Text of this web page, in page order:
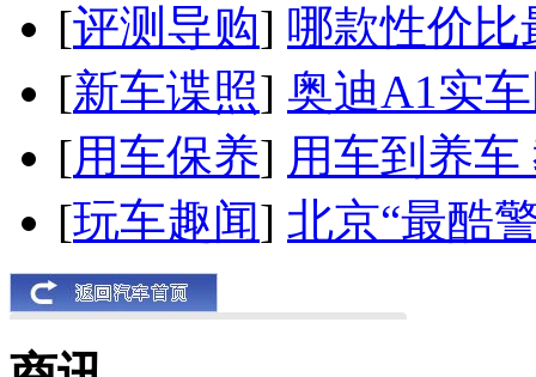
[评测导购] 哪款性价比
[新车谍照] 奥迪A1实
[用车保养] 用车到养
[玩车趣闻] 北京“最酷